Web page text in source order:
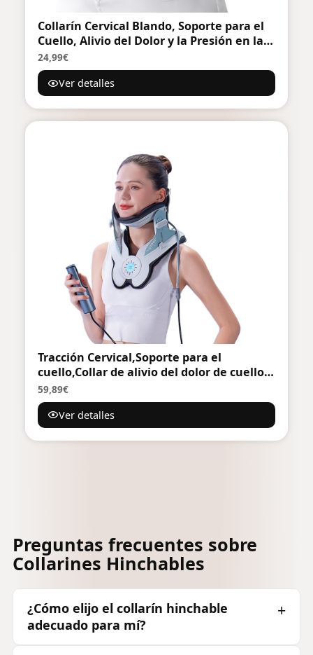
Collarín Cervical Blando, Soporte para el
Cuello, Alivio del Dolor y la Presión en la
Columna Vertebral, Adecuado para Viajar,
Dormir y Trabajar(Negro, M)
24,99€
Ver detalles
Tracción Cervical,Soporte para el
cuello,Collar de alivio del dolor de cuello
ajustable,Cuidado del lomo,Soporte de
Cuello de Aplicación Amplia,Herramienta
de recuperación para el cuidado del
cuello
59,89€
Ver detalles
Preguntas frecuentes sobre
Collarines Hinchables
¿Cómo elijo el collarín hinchable
adecuado para mí?